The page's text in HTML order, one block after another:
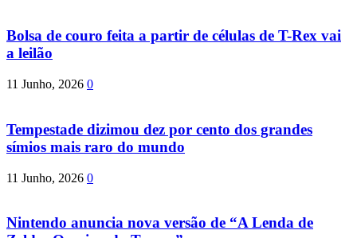
Bolsa de couro feita a partir de células de T-Rex vai
a leilão
11 Junho, 2026 0
Tempestade dizimou dez por cento dos grandes
símios mais raro do mundo
11 Junho, 2026 0
Nintendo anuncia nova versão de “A Lenda de